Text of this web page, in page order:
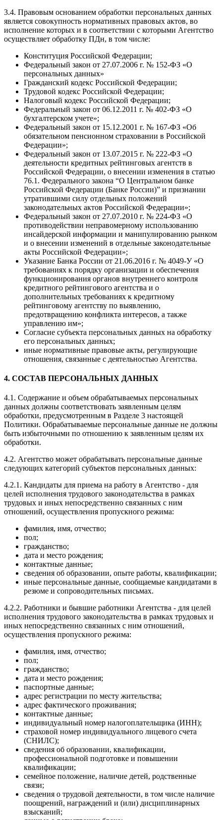
3.4. Правовым основанием обработки персональных данных
является совокупность нормативных правовых актов, во
исполнение которых и в соответствии с которыми Агентство
осуществляет обработку ПДн, в том числе:
Конституция Российской Федерации;
Федеральный закон от 27.07.2006 г. № 152-ФЗ «О
персональных данных»
Гражданский кодекс Российской Федерации;
Трудовой кодекс Российской Федерации;
Налоговый кодекс Российской Федерации;
Федеральный закон от 06.12.2011 г. № 402-ФЗ «О
бухгалтерском учете»;
Федеральный закон от 15.12.2001 г. № 167-ФЗ «Об
обязательном пенсионном страховании в Российской
Федерации»;
Федеральный закон от 13.07.2015 г. № 222-ФЗ «О
деятельности кредитных рейтинговых агентств в
Российской Федерации, о внесении изменения в статью
76.1. Федерального закона “О Центральном банке
Российской Федерации (Банке России)” и признании
утратившими силу отдельных положений
законодательных актов Российской Федерации»;
Федеральный закон от 27.07.2010 г. № 224-ФЗ «О
противодействии неправомерному использованию
инсайдерской информации и манипулированию рынком
и о внесении изменений в отдельные законодательные
акты Российской Федерации»;
Указание Банка России от 21.06.2016 г. № 4049-У «О
требованиях к порядку организации и обеспечения
функционирования органов внутреннего контроля
кредитного рейтингового агентства и о
дополнительных требованиях к кредитному
рейтинговому агентству по выявлению,
предотвращению конфликта интересов, а также
управлению им»;
Согласие субъекта персональных данных на обработку
его персональных данных;
иные нормативные правовые акты, регулирующие
отношения, связанные с деятельностью Агентства.
4. СОСТАВ ПЕРСОНАЛЬНЫХ ДАННЫХ
4.1. Содержание и объем обрабатываемых персональных
данных должны соответствовать заявленным целям
обработки, предусмотренным в Разделе 3 настоящей
Политики. Обрабатываемые персональные данные не должны
быть избыточными по отношению к заявленным целям их
обработки.
4.2. Агентство может обрабатывать персональные данные
следующих категорий субъектов персональных данных:
4.2.1. Кандидаты для приема на работу в Агентство - для
целей исполнения трудового законодательства в рамках
трудовых и иных непосредственно связанных с ним
отношений, осуществления пропускного режима:
фамилия, имя, отчество;
пол;
гражданство;
дата и место рождения;
контактные данные;
сведения об образовании, опыте работы, квалификации;
иные персональные данные, сообщаемые кандидатами в
резюме и сопроводительных письмах.
4.2.2. Работники и бывшие работники Агентства - для целей
исполнения трудового законодательства в рамках трудовых и
иных непосредственно связанных с ним отношений,
осуществления пропускного режима:
фамилия, имя, отчество;
пол;
гражданство;
дата и место рождения;
паспортные данные;
адрес регистрации по месту жительства;
адрес фактического проживания;
контактные данные;
индивидуальный номер налогоплательщика (ИНН);
страховой номер индивидуального лицевого счета
(СНИЛС);
сведения об образовании, квалификации,
профессиональной подготовке и повышении
квалификации;
семейное положение, наличие детей, родственные
связи;
сведения о трудовой деятельности, в том числе наличие
поощрений, награждений и (или) дисциплинарных
взысканий;